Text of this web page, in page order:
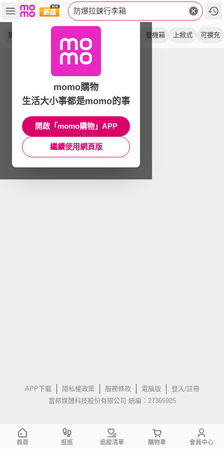
防爆拉鍊行李箱
旅行箱 登機箱 上掀式 可擴充
APP下載 隱私權政策 服務條款 電腦版
登入/註冊
富邦媒體科技股份有限公司 統編：27365925
momo購物
生活大小事都是momo的事
開啟「momo購物」APP
繼續使用網頁版
首頁 逛逛 追蹤清單 購物車 會員中心